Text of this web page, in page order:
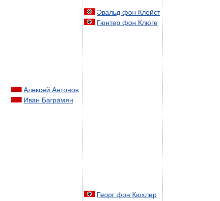
Алексей Антонов
Иван Баграмян
Эвальд фон Клейст
Гюнтер фон Клюге
Георг фон Кюхлер